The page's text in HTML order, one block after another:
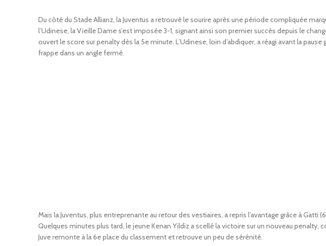
Du côté du Stade Allianz, la Juventus a retrouvé le sourire après une période compliquée
l’Udinese, la Vieille Dame s’est imposée 3-1, signant ainsi son premier succès depuis le
ouvert le score sur penalty dès la 5e minute. L’Udinese, loin d’abdiquer, a réagi avant la pause
frappe dans un angle fermé.
Mais la Juventus, plus entreprenante au retour des vestiaires, a repris l’avantage grâce à Gatti
Quelques minutes plus tard, le jeune Kenan Yildiz a scellé la victoire sur un nouveau
Juve remonte à la 6e place du classement et retrouve un peu de sérénité.